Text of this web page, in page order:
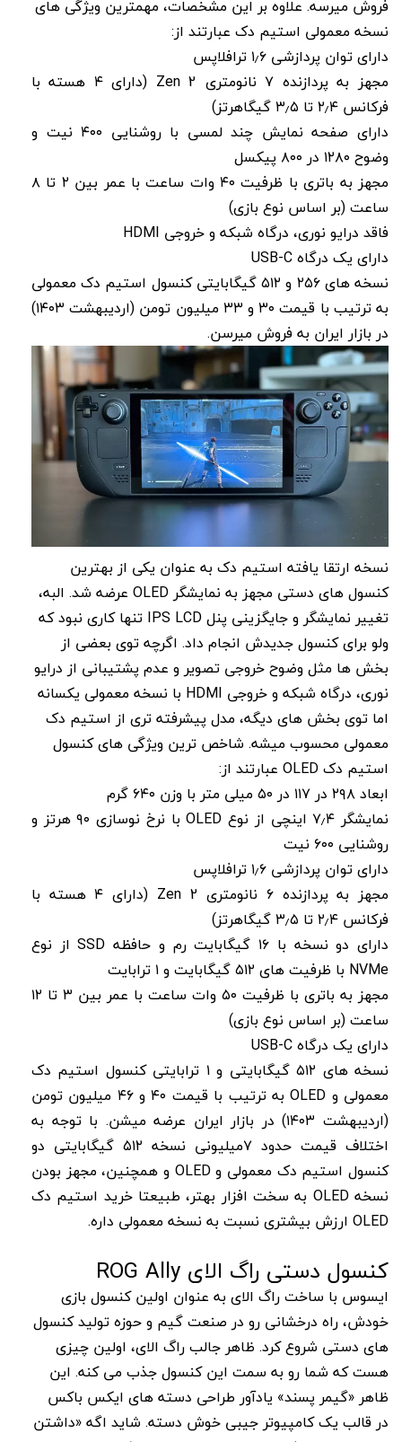
فروش میرسه. علاوه بر این مشخصات، مهمترین ویژگی های
نسخه معمولی استیم دک عبارتند از:
دارای توان پردازشی ۱٫۶ ترافلاپس
مجهز به پردازنده ۷ نانومتری Zen 2 (دارای ۴ هسته با
فرکانس ۲٫۴ تا ۳٫۵ گیگاهرتز)
دارای صفحه نمایش چند لمسی با روشنایی ۴۰۰ نیت و
وضوح ۱۲۸۰ در ۸۰۰ پیکسل
مجهز به باتری با ظرفیت ۴۰ وات ساعت با عمر بین ۲ تا ۸
ساعت (بر اساس نوع بازی)
فاقد درایو نوری، درگاه شبکه و خروجی HDMI
دارای یک درگاه USB-C
نسخه های ۲۵۶ و ۵۱۲ گیگابایتی کنسول استیم دک معمولی
به ترتیب با قیمت ۳۰ و ۳۳ میلیون تومن (اردیبهشت ۱۴۰۳)
در بازار ایران به فروش میرسن.
نسخه ارتقا یافته استیم دک به عنوان یکی از بهترین
کنسول های دستی مجهز به نمایشگر OLED عرضه شد. البه،
تغییر نمایشگر و جایگزینی پنل IPS LCD تنها کاری نبود که
ولو برای کنسول جدیدش انجام داد. اگرچه توی بعضی از
بخش ها مثل وضوح خروجی تصویر و عدم پشتیبانی از درایو
نوری، درگاه شبکه و خروجی HDMI با نسخه معمولی یکسانه
اما توی بخش های دیگه، مدل پیشرفته تری از استیم دک
معمولی محسوب میشه. شاخص ترین ویژگی های کنسول
استیم دک OLED عبارتند از:
ابعاد ۲۹۸ در ۱۱۷ در ۵۰ میلی متر با وزن ۶۴۰ گرم
نمایشگر ۷٫۴ اینچی از نوع OLED با نرخ نوسازی ۹۰ هرتز و
روشنایی ۶۰۰ نیت
دارای توان پردازشی ۱٫۶ ترافلاپس
مجهز به پردازنده ۶ نانومتری Zen 2 (دارای ۴ هسته با
فرکانس ۲٫۴ تا ۳٫۵ گیگاهرتز)
دارای دو نسخه با ۱۶ گیگابایت رم و حافظه SSD از نوع
NVMe با ظرفیت های ۵۱۲ گیگابایت و ۱ ترابایت
مجهز به باتری با ظرفیت ۵۰ وات ساعت با عمر بین ۳ تا ۱۲
ساعت (بر اساس نوع بازی)
دارای یک درگاه USB-C
نسخه های ۵۱۲ گیگابایتی و ۱ ترابایتی کنسول استیم دک
معمولی و OLED به ترتیب با قیمت ۴۰ و ۴۶ میلیون تومن
(اردیبهشت ۱۴۰۳) در بازار ایران عرضه میشن. با توجه به
اختلاف قیمت حدود ۷میلیونی نسخه ۵۱۲ گیگابایتی دو
کنسول استیم دک معمولی و OLED و همچنین، مجهز بودن
نسخه OLED به سخت افزار بهتر، طبیعتا خرید استیم دک
OLED ارزش بیشتری نسبت به نسخه معمولی داره.
کنسول دستی راگ الای ROG Ally
ایسوس با ساخت راگ الای به عنوان اولین کنسول بازی
خودش، راه درخشانی رو در صنعت گیم و حوزه تولید کنسول
های دستی شروع کرد. ظاهر جالب راگ الای، اولین چیزی
هست که شما رو به سمت این کنسول جذب می کنه. این
ظاهر «گیمر پسند» یادآور طراحی دسته های ایکس باکس
در قالب یک کامپیوتر جیبی خوش دسته. شاید اگه «داشتن